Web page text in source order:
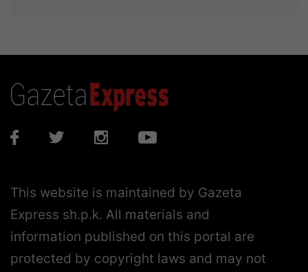
This website is maintained by Gazeta
Express sh.p.k. All materials and
information published on this portal are
protected by copyright laws and may not